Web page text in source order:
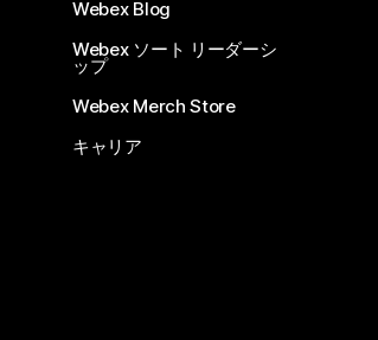
Webex Blog
Webex ソート リーダーシ
ップ
Webex Merch Store
キャリア